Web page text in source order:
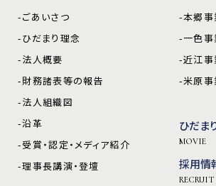
-ごあいさつ
-ひだまり理念
-法人概要
-財務諸表等の報告
-法人組織図
-沿革
-受賞・認定・メディア紹介
-理事長講演・登壇
-本郷事
-一色事
-近江事
-米原事
ひだま
MOVIE
採用情
RECRUIT